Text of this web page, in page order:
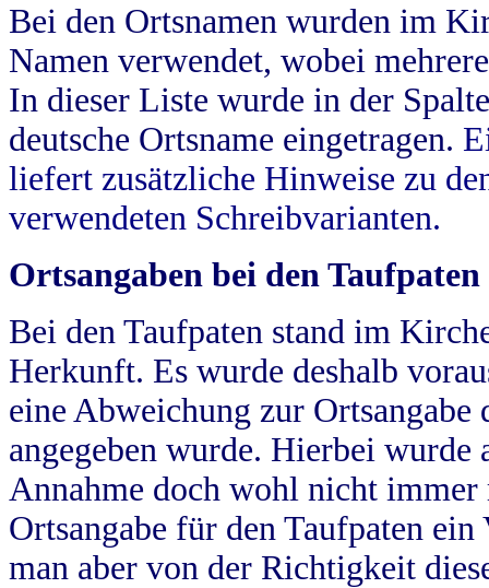
Bei den Ortsnamen wurden im
Namen verwendet, wobei
In dieser Liste wurde in der
deutsche Ortsname eingetragen.
liefert zusätzliche Hinweise zu
verwendeten Schreibvarianten.
Ortsangaben bei den Taufpaten
Bei den Taufpaten stand im
Herkunft. Es wurde deshalb
eine Abweichung zur
angegeben wurde. Hierbei wurde
Annahme doch wohl nicht
Ortsangabe für den Taufpaten
man aber von der Richtigkeit